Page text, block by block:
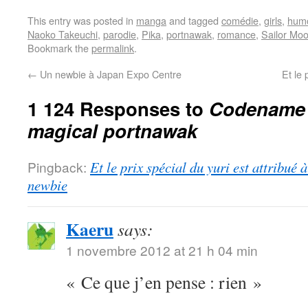
This entry was posted in mangaand tagged comédie, girls,
Naoko Takeuchi, parodie, Pika, portnawak, romance, Sailor
Bookmark thepermalink.
← Un newbie à Japan Expo Centre Et le
1 124 Responses to
magical portnawak
Pingback: Et le prix spécial du yuri est attribué
newbie
Kaerusays:
1 novembre 2012 at 21 h 04 min
« Ce que j’en pense : rien »